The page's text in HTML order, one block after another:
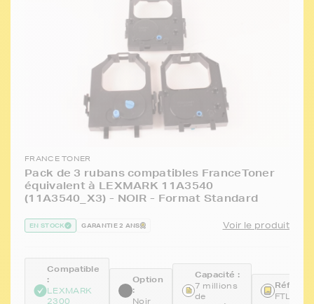
FRANCE TONER
Pack de 3 rubans compatibles FranceToner
équivalent à LEXMARK 11A3540
(11A3540_X3) - NOIR - Format Standard
EN STOCK GARANTIE 2 ANS Voir le produit
Compatible
:
LEXMARK
2300
Option
:
Noir
Capacité :
7 millions
de